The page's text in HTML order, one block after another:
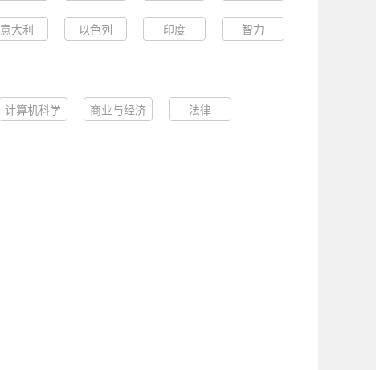
意大利 以色列 印度 智力
计算机科学 商业与经济 法律